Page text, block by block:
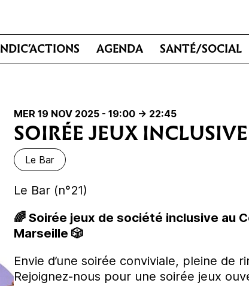
AGENDA SANTÉ/SOCIAL
MER 19 NOV 2025 - 19:00 -> 22:45
SOIRÉE JEUX
Le Bar
Le Bar (n°21)
🌈 Soirée jeux de société inclusive au
Marseille 🎲
Envie d’une soirée conviviale, pleine de
Rejoignez-nous pour une soirée jeux